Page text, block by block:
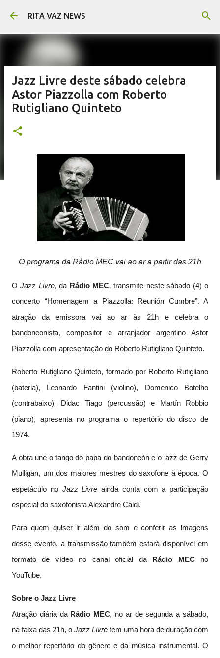
Pular para o conteúdo principal
RITA VAZ NEWS
Jazz Livre deste sábado celebra
Astor Piazzolla com Roberto
Rutigliano Quinteto
O programa da Rádio MEC vai ao ar a partir das 21h
OJazz Livre, da Rádio MEC, transmite neste sábado (4) o
concerto “Homenagem a Piazzolla: Reunión Cumbre”. A
atração da emissora vai ao ar às 21h e celebra o
bandoneonista, compositor e arranjador argentino Astor
Piazzolla com apresentação do Roberto Rutigliano Quinteto.
Roberto Rutigliano Quinteto, formado por Roberto Rutigliano
(bateria), Leonardo Fantini (violino), Domenico Botelho
(contrabaixo), Didac Tiago (percussão) e Martín Robbio
(piano), apresenta no programa o repertório do disco de
1974.
A obra une o tango do papa do bandoneón e o jazz de Gerry
Mulligan, um dos maiores mestres do saxofone à época. O
espetáculo no Jazz Livre ainda conta com a participação
especial do saxofonista Alexandre Caldi.
Para quem quiser ir além do som e conferir as imagens
desse evento, a transmissão também estará disponível em
formato de vídeo no canal oficial da
Rádio MECno
YouTube.
Sobre o Jazz Livre
Atração diária daRádio MEC, no ar de segunda a sábado,
na faixa das 21h, o Jazz Livre tem uma hora de duração com
o melhor repertório do gênero e da música instrumental. O